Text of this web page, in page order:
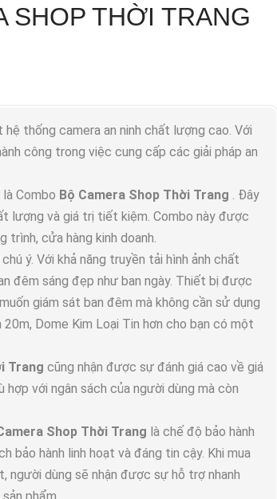
SHOP THỜI TRANG
thống camera an ninh chất lượng cao. Với
công trong việc cung cấp các giải pháp an
Combo Bộ Camera Shop Thời Trang
. Đây
lượng và giá trị tiết kiệm. Combo này được
cửa hàng kinh doanh.
ý. Với khả năng truyền tải hình ảnh chất
đêm sáng đẹp như ban ngày. Thiết bị được
giám sát ban đêm mà không cần sử dụng
Dome Kim Loại Tin hơn cho bạn có một
Trang cũng nhận được sự đánh giá cao về giá
với ngân sách của người dùng mà còn
Shop Thời Trang là chế độ bảo hành
bảo hành linh hoạt và đáng tin cậy. Khi mua
người dùng sẽ nhận được sự hỗ trợ nhanh